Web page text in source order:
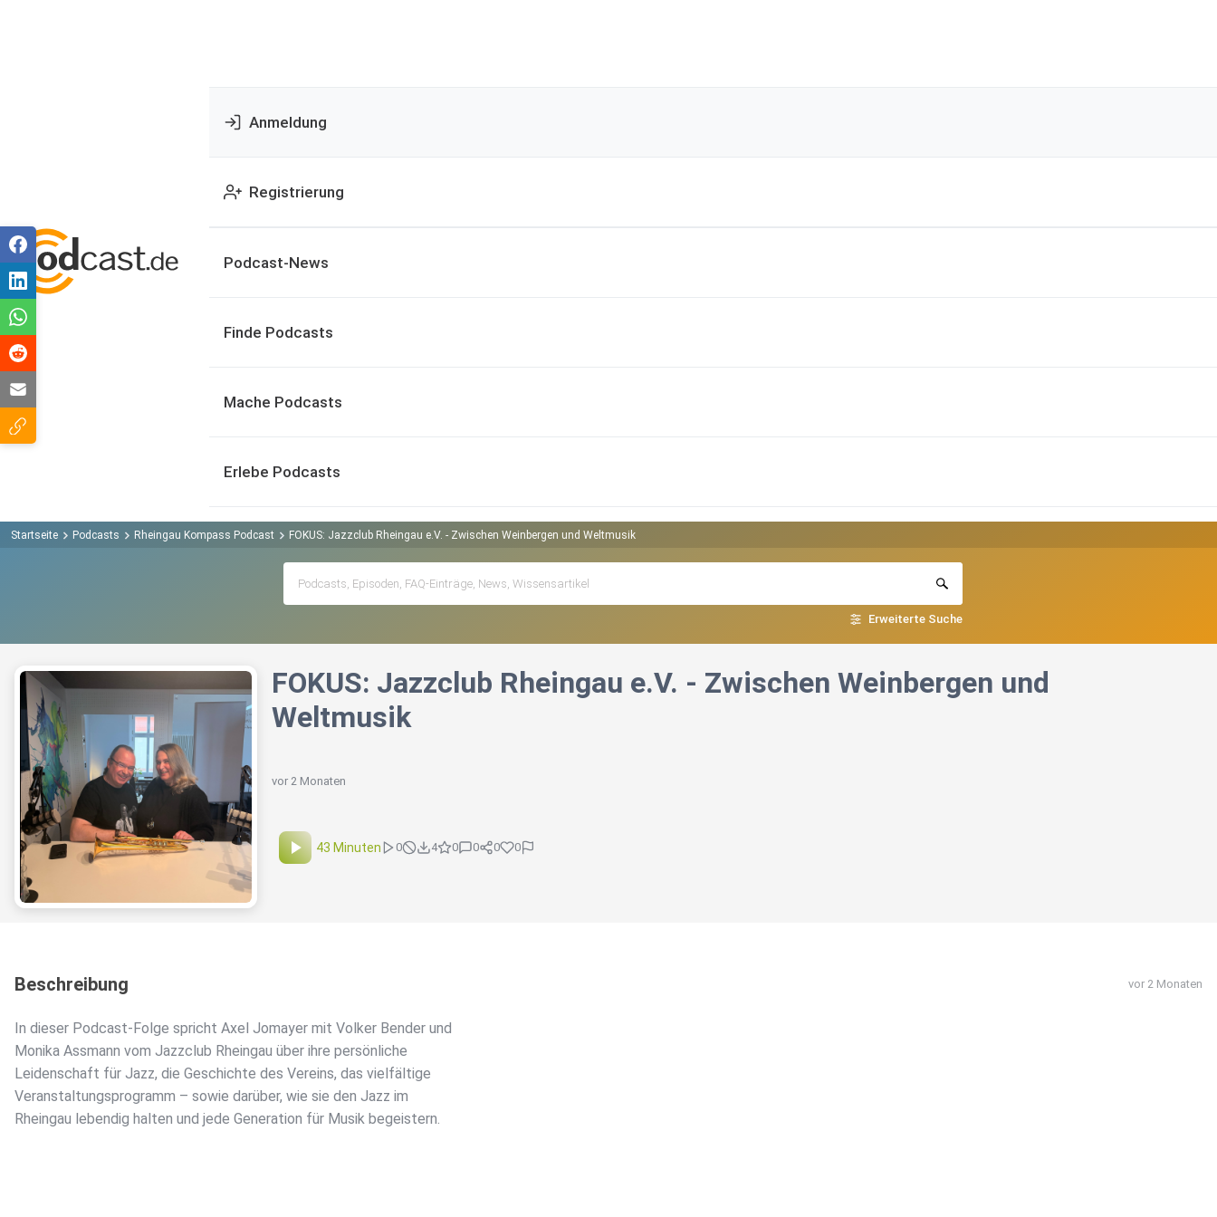
Anmeldung
Registrierung
Podcast-News
Finde Podcasts
Mache Podcasts
Erlebe Podcasts
Startseite Podcasts Rheingau Kompass Podcast FOKUS: Jazzclub Rheingau e.V. - Zwischen Weinbergen und Weltmusik
Erweiterte Suche
FOKUS: Jazzclub Rheingau e.V. - Zwischen Weinbergen und
Weltmusik
vor 2 Monaten
43 Minuten 0 4 0 0 0 0
Beschreibung vor 2 Monaten
In dieser Podcast-Folge spricht Axel Jomayer mit Volker Bender und
Monika Assmann vom Jazzclub Rheingau über ihre persönliche
Leidenschaft für Jazz, die Geschichte des Vereins, das vielfältige
Veranstaltungsprogramm – sowie darüber, wie sie den Jazz im
Rheingau lebendig halten und jede Generation für Musik begeistern.